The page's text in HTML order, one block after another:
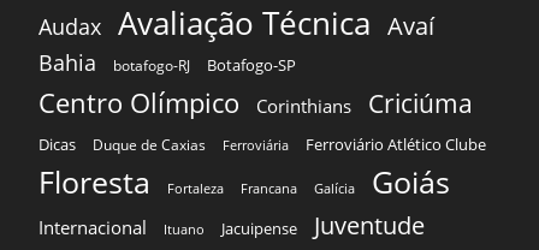
Audax Avaliação Técnica Avaí
Bahia botafogo-RJ Botafogo-SP
Centro Olímpico Corinthians Criciúma
Dicas Duque de Caxias Ferroviária Ferroviário Atlético Clube
Floresta Fortaleza Francana Galícia Goiás
Internacional Ituano Jacuipense Juventude